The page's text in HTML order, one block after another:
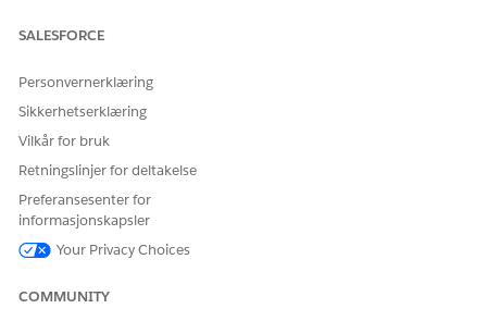
tillatelsessett og brukertillatelser. Med disse tillatelsene
kan brukere få tilgang til den forente katalogen, installere
maler og konfigurere tredjeparts integrasjoner.
Installere og aktivere tjenestekatalogmaler
Distribuer en IT-tjenestemal fra den forente katalogen for
å opprette og aktivere en tjenesteprosess for de ansatte.
Etter installering kan du se gjennom inntaksskjemaene,
katalog som er synlig i ansattportalen.
SALESFORCE
Personvernerklæring
Sikkerhetserklæring
Vilkår for bruk
Retningslinjer for deltakelse
Preferansesenter for
informasjonskapsler
Your Privacy Choices
COMMUNITY